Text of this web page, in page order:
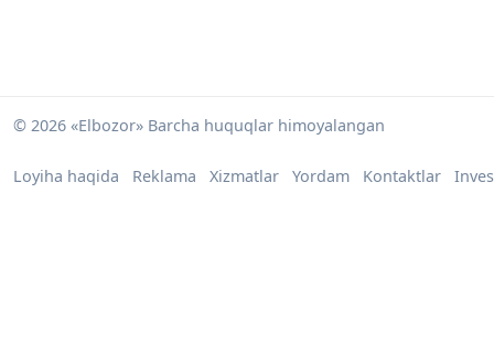
© 2026 «Elbozor» Barcha huquqlar himoyalangan
Loyiha haqida Reklama Xizmatlar Yordam Kontaktlar